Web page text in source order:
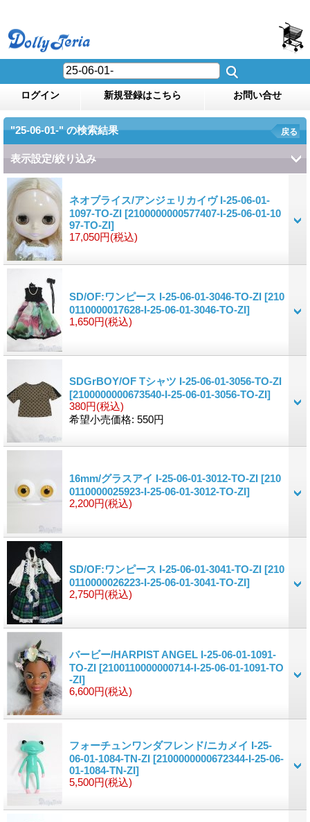
ログイン 新規登録はこちら お問い合せ
"25-06-01-"の検索結果 戻る
表示設定/絞り込み
ネオブライス/アンジェリカイヴ I-25-06-01-
1097-TO-ZI [2100000000577407-I-25-06-01-10
97-TO-ZI]
17,050円(税込)
SD/OF:ワンピース I-25-06-01-3046-TO-ZI [210
0110000017628-I-25-06-01-3046-TO-ZI]
1,650円(税込)
SDGrBOY/OF Tシャツ I-25-06-01-3056-TO-ZI
[2100000000673540-I-25-06-01-3056-TO-ZI]
380円(税込)
希望小売価格: 550円
16mm/グラスアイ I-25-06-01-3012-TO-ZI [210
0110000025923-I-25-06-01-3012-TO-ZI]
2,200円(税込)
SD/OF:ワンピース I-25-06-01-3041-TO-ZI [210
0110000026223-I-25-06-01-3041-TO-ZI]
2,750円(税込)
バービー/HARPIST ANGEL I-25-06-01-1091-
TO-ZI [2100110000000714-I-25-06-01-1091-TO
-ZI]
6,600円(税込)
フォーチュンワンダフレンド/ニカメイ I-25-
06-01-1084-TN-ZI [2100000000672344-I-25-06-
01-1084-TN-ZI]
5,500円(税込)